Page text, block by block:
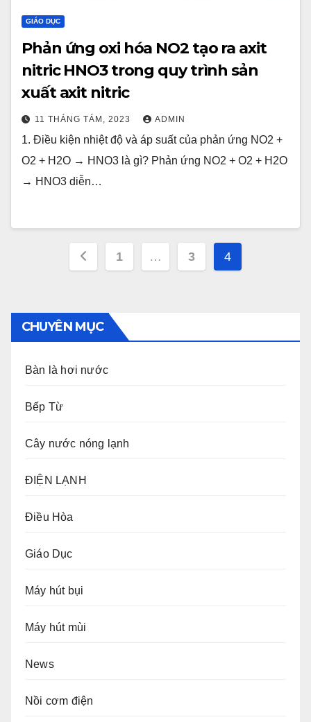
GIÁO DỤC
Phản ứng oxi hóa NO2 tạo ra axit
nitric HNO3 trong quy trình sản
xuất axit nitric
11 THÁNG TÁM, 2023 ADMIN
1. Điều kiện nhiệt độ và áp suất của phản ứng NO2 +
O2 + H2O → HNO3 là gì? Phản ứng NO2 + O2 + H2O
→ HNO3 diễn…
Điều
bài
viết
1 … 3 4
CHUYÊN MỤC
Bàn là hơi nước
Bếp Từ
Cây nước nóng lạnh
ĐIỆN LẠNH
Điều Hòa
Giáo Dục
Máy hút bụi
Máy hút mùi
News
Nồi cơm điện